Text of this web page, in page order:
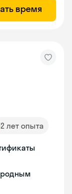
время
лет опыта